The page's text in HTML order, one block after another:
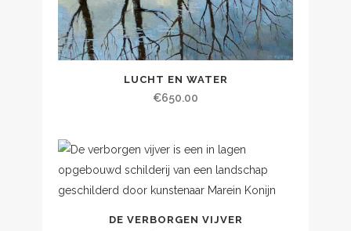
LUCHT EN WATER
€650.00
DE VERBORGEN VIJVER